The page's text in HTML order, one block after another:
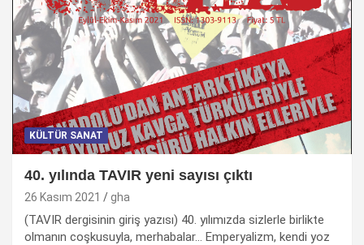
KÜLTÜR SANAT
40. yılında TAVIR yeni sayısı çıktı
26 Kasım 2021 gha
(TAVIR dergisinin giriş yazısı) 40. yılımızda sizlerle birlikte
olmanın coşkusuyla, merhabalar… Emperyalizm, kendi yoz